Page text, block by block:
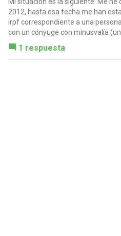
2012, hasta esa fecha me han
irpf correspondiente a una
con un cónyuge con minusvalía (un
1 respuesta